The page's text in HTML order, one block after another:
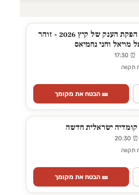
בת הים הקטנה - הפקת הענק של קיץ 2026 - זוהר
מויאל וחני נחמיאס
תקווה
🎫 הבטח את מקומך
ישראלית חדשה
תקווה
🎫 הבטח את מקומך